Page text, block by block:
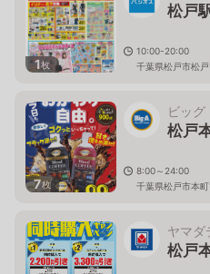
1枚
松戸
10:00-20:00
千葉県松戸市松
7枚
ビッグ
松戸
8:00～24:00
千葉県松戸市本
ヤマダ
松戸